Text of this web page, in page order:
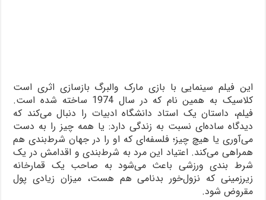
این فیلم سینمایی با بازی مارک والبرگ بازسازی اثری است
کلاسیک به همین نام که در سال 1974 ساخته شده است.
فیلم، داستان یک استاد دانشگاه ادبیات را دنبال می‌کند که
دیدگاه ساده‌ای نسبت به زندگی دارد: یا همه چیز را به دست
می‌آوری یا هیچ چیز؛ فلسفه‌ای که او را در جهان شرط‌بندی هم
همراهی می‌کند. اعتیاد این مرد به شرط‌بندی و اقدامش در یک
شرط بندی ورزشی باعث می‌شود به صاحب یک قمارخانه
زیرزمینی که نزول‌خور بدنامی هم هست، میزان زیادی پول
مقروض شود.